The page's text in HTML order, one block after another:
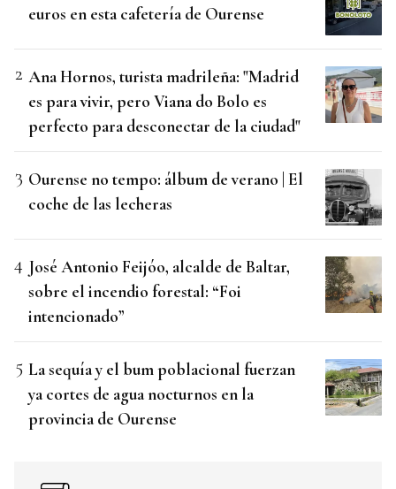
euros en esta cafetería de Ourense
Ana Hornos, turista madrileña: "Madrid
es para vivir, pero Viana do Bolo es
perfecto para desconectar de la ciudad"
Ourense no tempo: álbum de verano | El
coche de las lecheras
José Antonio Feijóo, alcalde de Baltar,
sobre el incendio forestal: “Foi
intencionado”
La sequía y el bum poblacional fuerzan
ya cortes de agua nocturnos en la
provincia de Ourense